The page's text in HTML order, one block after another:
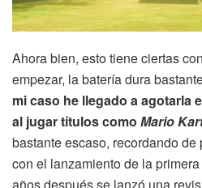
Ahora bien, esto tiene ciertas
empezar, la batería dura
mi caso he llegado a agotarla
al jugar títulos como Mario
bastante escaso, recordando
con el lanzamiento de la